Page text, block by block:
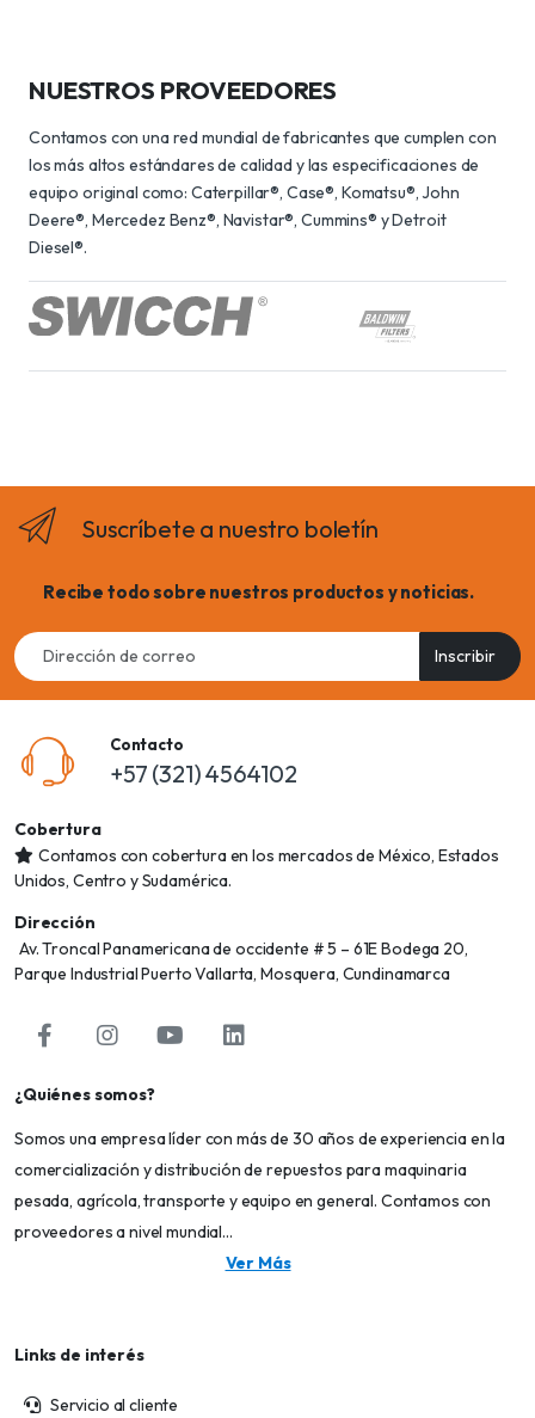
NUESTROS PROVEEDORES
Contamos con una red mundial de fabricantes que cumplen con
los más altos estándares de calidad y las especificaciones de
equipo original como: Caterpillar®, Case®, Komatsu®, John
Deere®, Mercedez Benz®, Navistar®, Cummins® y Detroit
Diesel®.
Suscríbete a nuestro boletín
Recibe todo sobre nuestros productos y noticias.
Email
address
Inscribir
Contacto
+57 (321) 4564102
Cobertura
Contamos con cobertura en los mercados de México, Estados
Unidos, Centro y Sudamérica.
Dirección
Av. Troncal Panamericana de occidente # 5 – 61E Bodega 20,
Parque Industrial Puerto Vallarta, Mosquera, Cundinamarca
¿Quiénes somos?
Somos una empresa líder con más de 30 años de experiencia en la
comercialización y distribución de repuestos para maquinaria
pesada, agrícola, transporte y equipo en general. Contamos con
proveedores a nivel mundial...
Ver Más
Links de interés
Servicio al cliente